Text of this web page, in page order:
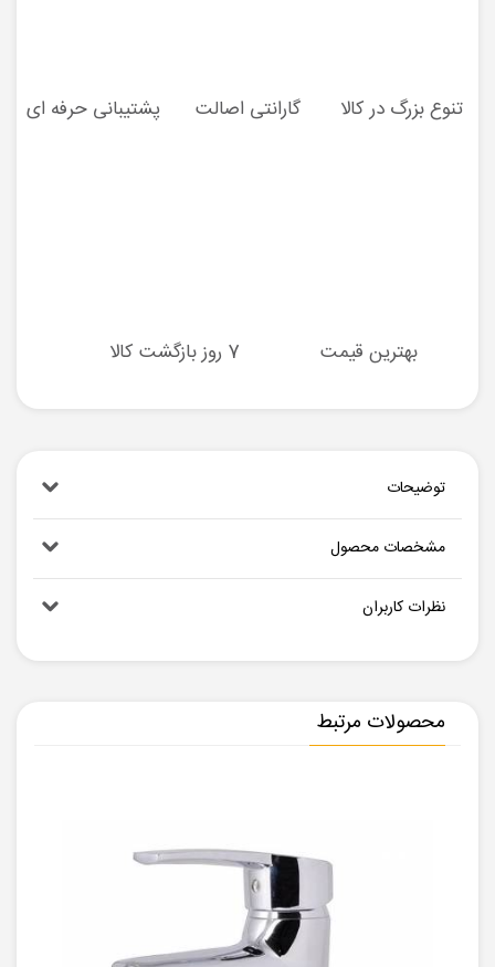
تنوع بزرگ در کالا گارانتی اصالت پشتیبانی حرفه ای
بهترین قیمت 7 روز بازگشت کالا
توضیحات
مشخصات محصول
نظرات کاربران
محصولات مرتبط